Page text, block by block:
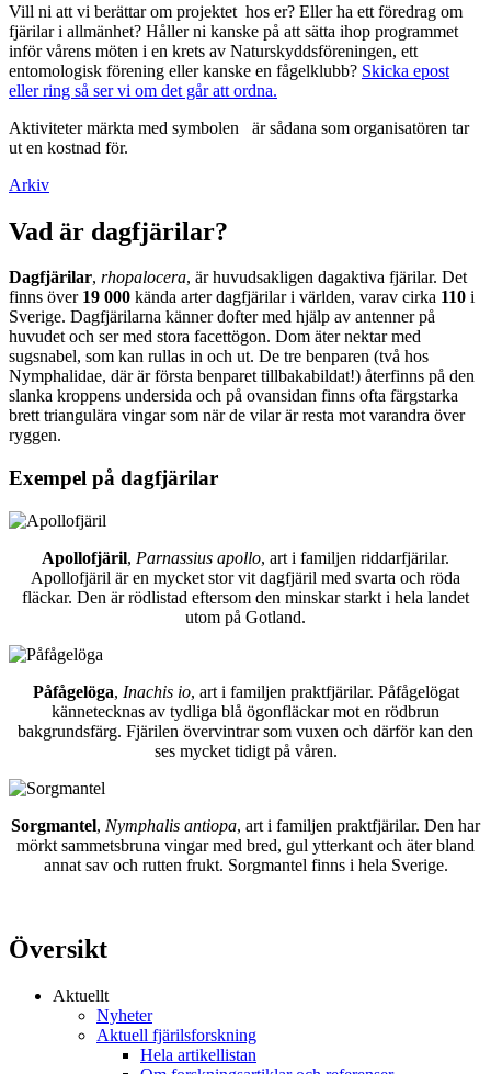
Vill ni att vi berättar om projektet hos er? Eller ha ett föredrag om
fjärilar i allmänhet? Håller ni kanske på att sätta ihop programmet
inför vårens möten i en krets av Naturskyddsföreningen, ett
entomologisk förening eller kanske en fågelklubb? Skicka epost
eller ring så ser vi om det går att ordna.
Aktiviteter märkta med symbolen
är sådana som organisatören tar
ut en kostnad för.
Arkiv
Vad är dagfjärilar?
Dagfjärilar, rhopalocera, är huvudsakligen dagaktiva fjärilar. Det
finns över 19 000 kända arter dagfjärilar i världen, varav cirka 110 i
Sverige. Dagfjärilarna känner dofter med hjälp av antenner på
huvudet och ser med stora facettögon. Dom äter nektar med
sugsnabel, som kan rullas in och ut. De tre benparen (två hos
Nymphalidae, där är första benparet tillbakabildat!) återfinns på den
slanka kroppens undersida och på ovansidan finns ofta färgstarka
brett triangulära vingar som när de vilar är resta mot varandra över
ryggen.
Exempel på dagfjärilar
Apollofjäril, Parnassius apollo, art i familjen riddarfjärilar.
Apollofjäril är en mycket stor vit dagfjäril med svarta och röda
fläckar. Den är rödlistad eftersom den minskar starkt i hela landet
utom på Gotland.
Påfågelöga, Inachis io, art i familjen praktfjärilar. Påfågelögat
kännetecknas av tydliga blå ögonfläckar mot en rödbrun
bakgrundsfärg. Fjärilen övervintrar som vuxen och därför kan den
ses mycket tidigt på våren.
Sorgmantel, Nymphalis antiopa, art i familjen praktfjärilar. Den har
mörkt sammetsbruna vingar med bred, gul ytterkant och äter bland
annat sav och rutten frukt. Sorgmantel finns i hela Sverige.
Översikt
Aktuellt
Nyheter
Aktuell fjärilsforskning
Hela artikellistan